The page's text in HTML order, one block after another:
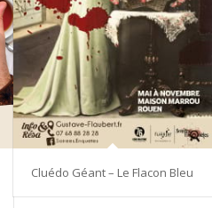
Cluédo Géant – Le Flacon Bleu